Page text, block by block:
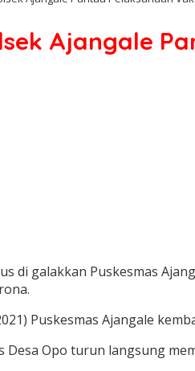
Ajangale
di galakkan Puskesmas
Puskesmas Ajangale
Opo turun langsung